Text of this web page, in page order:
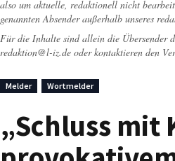
also um aktuelle, redaktionell nicht
genannten Absender außerhalb unseres
Für die Inhalte sind allein die Übersender
redaktion@l-iz.de oder kontaktieren den
Melder Wortmelder
„Schluss mit